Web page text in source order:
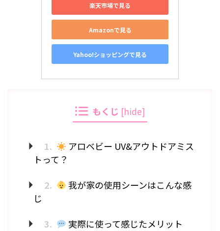
楽天市場で見る
Amazonで見る
Yahoo!ショッピングで見る
もくじ [hide]
1.
アロベビー UV&アウトドアミス
トって？
2.
我が家の使用シーンはこんな感
じ
3.
実際に使って感じたメリット